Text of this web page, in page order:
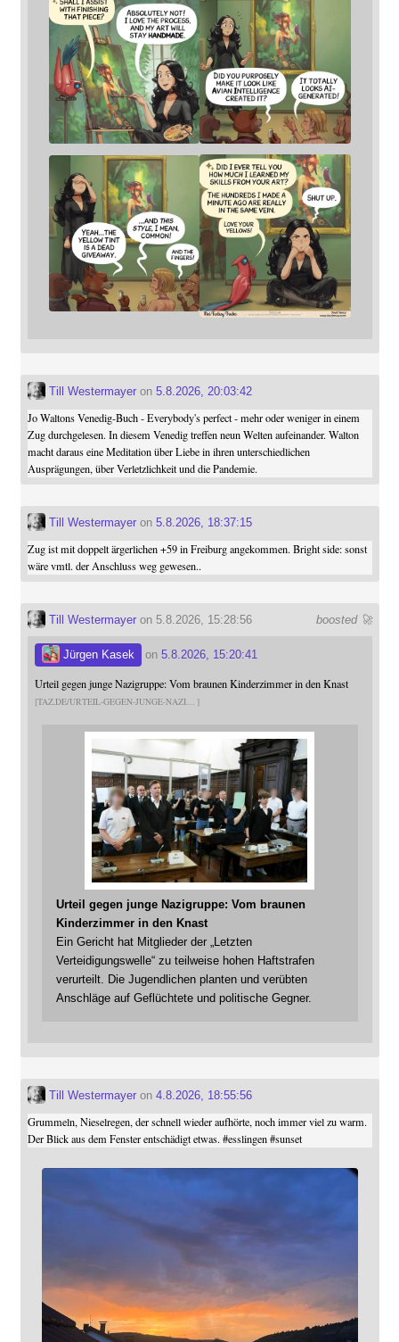
Till Westermayeron 5.8.2026, 20:03:42
Jo Waltons Venedig-Buch - Everybody's perfect - mehr oder weniger in einem
Zug durchgelesen. In diesem Venedig treffen neun Welten aufeinander. Walton
macht daraus eine Meditation über Liebe in ihren unterschiedlichen
Ausprägungen, über Verletzlichkeit und die Pandemie.
Till Westermayeron 5.8.2026, 18:37:15
Zug ist mit doppelt ärgerlichen +59 in Freiburg angekommen. Bright side: sonst
wäre vmtl. der Anschluss weg gewesen..
boosted 🚀
Till Westermayeron 5.8.2026, 15:28:56
Jürgen Kasek on 5.8.2026, 15:20:41
Urteil gegen junge Nazigruppe: Vom braunen Kinderzimmer in den Knast
TAZ.DE/URTEIL-GEGEN-JUNGE-NAZI
Urteil gegen junge Nazigruppe: Vom braunen
Kinderzimmer in den Knast
Ein Gericht hat Mitglieder der „Letzten
Verteidigungswelle“ zu teilweise hohen Haftstrafen
verurteilt. Die Jugendlichen planten und verübten
Anschläge auf Geflüchtete und politische Gegner.
Till Westermayeron 4.8.2026, 18:55:56
Grummeln, Nieselregen, der schnell wieder aufhörte, noch immer viel zu warm.
Der Blick aus dem Fenster entschädigt etwas.#esslingen #sunset